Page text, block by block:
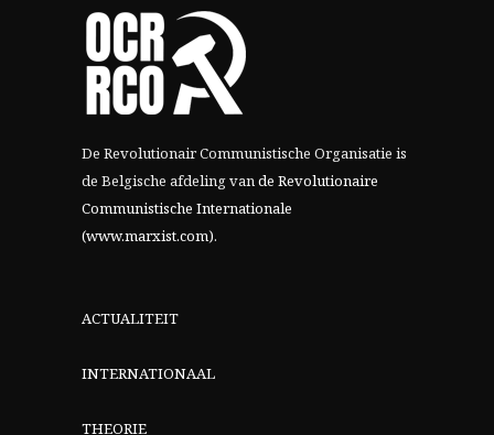
De Revolutionair Communistische Organisatie is
de Belgische afdeling vande Revolutionaire
Communistische Internationale
(www.marxist.com).
ACTUALITEIT
INTERNATIONAAL
THEORIE